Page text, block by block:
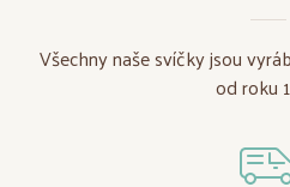
Všechny naše svíčky jsou
od roku